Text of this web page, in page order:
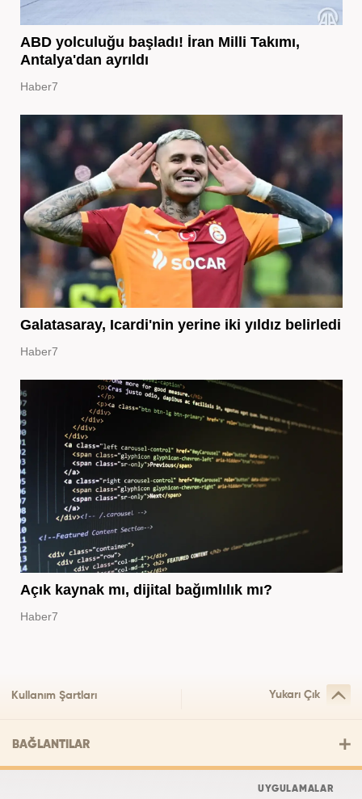
ABD yolculuğu başladı! İran Milli Takımı,
Antalya'dan ayrıldı
Haber7
Galatasaray, Icardi'nin yerine iki yıldız belirledi
Haber7
Açık kaynak mı, dijital bağımlılık mı?
Haber7
Kullanım Şartları Yukarı Çık
BAĞLANTILAR
UYGULAMALAR